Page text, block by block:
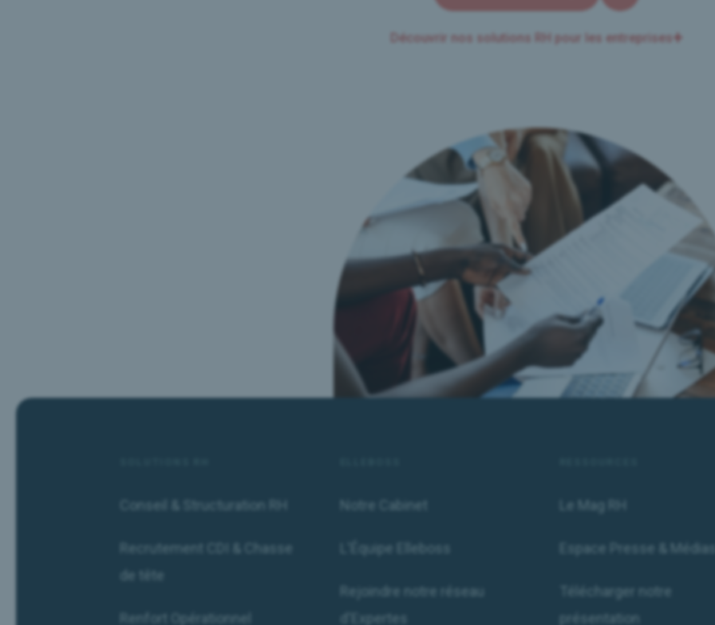
Découvrir nos solutions RH pour les entreprises
Conseil & Structuration RH
Recrutement CDI & Chasse
de tête
Renfort Opérationnel
Notre Cabinet
L'Équipe Elleboss
Rejoindre notre réseau
d'Expertes
Le Mag RH
Espace Presse & Médias
Télécharger notre
présentation